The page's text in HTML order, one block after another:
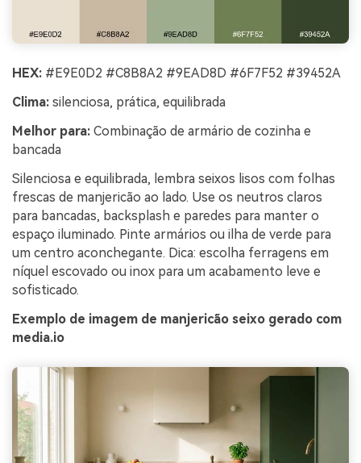
HEX: #E9E0D2 #C8B8A2 #9EAD8D #6F7F52 #39452A
Clima: silenciosa, prática, equilibrada
Melhor para: Combinação de armário de cozinha e
bancada
Silenciosa e equilibrada, lembra seixos lisos com folhas
frescas de manjericão ao lado. Use os neutros claros
para bancadas, backsplash e paredes para manter o
espaço iluminado. Pinte armários ou ilha de verde para
um centro aconchegante. Dica: escolha ferragens em
níquel escovado ou inox para um acabamento leve e
sofisticado.
Exemplo de imagem de manjericão seixo gerado com
media.io